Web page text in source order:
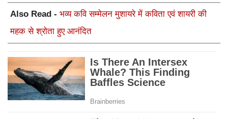
Also Read - भव्य कवि सम्मेलन मुशायरे में कविता एवं शायरी की
महक से श्रोता हुए आनंदित